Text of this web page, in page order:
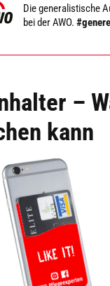
Die generalistische
bei der AWO.
–
kann